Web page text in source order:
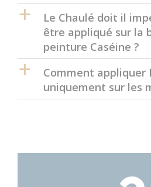
a
Le Chaulé doit il
être appliqué sur la
peinture Caséine ?
a
Comment appliquer
uniquement sur les